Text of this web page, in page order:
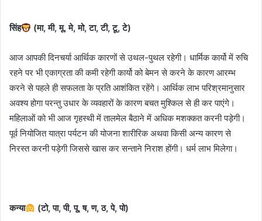
सिंह (मा, मी, मू, मे, मो, टा, टी, टू, टे)
आज आपकी दिनचर्या आर्थिक कारणों से उथल-पुथल रहेगी। धार्मिक कार्यो में रुचि
रहने पर भी एकाग्रता की कमी रहेगी कार्यो को बेमन से करने के कारण आरम्भ
करने से पहले ही सफलता के प्रति आशंकित रहेंगे। आर्थिक लाभ परिश्रमानुसार
अवश्य होगा परन्तु उधार के व्यवहारों के कारण बचत मुश्किल से ही कर पाएंगे।
महिलाओं को भी आज गृहस्थी में तालमेल बैठाने में अधिक मशक्कत करनी पड़ेगी।
पूर्व नियोजित यात्रा पर्यटन की योजना शारीरिक अथवा किसी अन्य कारण से
निरस्त करनी पड़ेगी जिससे खास कर सन्ताने निराश होंगी। धर्म लाभ मिलेगा।
कन्या (टो, पा, पी, पू, ष, ण, ठ, पे, पो)